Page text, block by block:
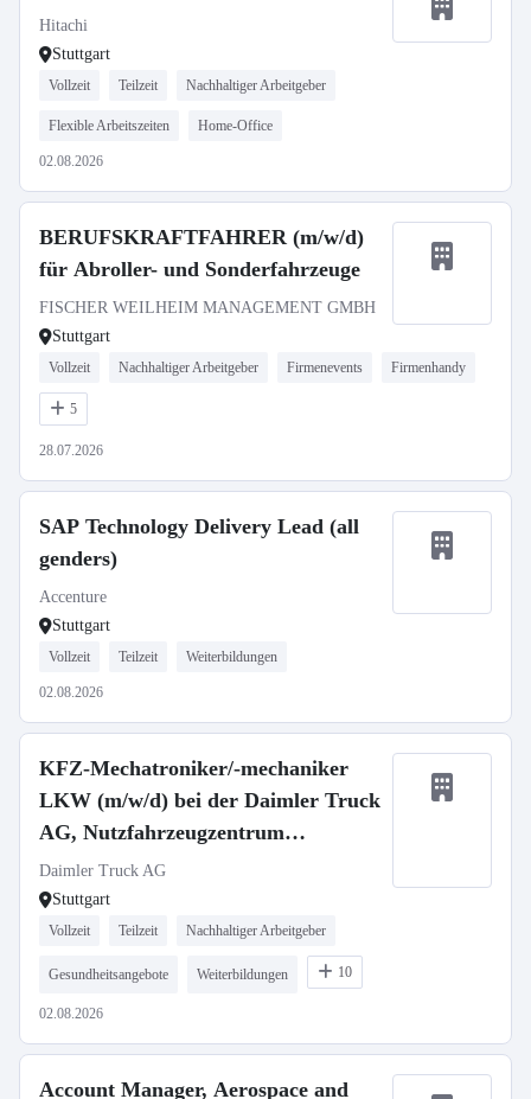
Hitachi
Stuttgart
Vollzeit Teilzeit Nachhaltiger Arbeitgeber
Flexible Arbeitszeiten Home-Office
02.08.2026
BERUFSKRAFTFAHRER (m/w/d)
für Abroller- und Sonderfahrzeuge
FISCHER WEILHEIM MANAGEMENT GMBH
Stuttgart
Vollzeit Nachhaltiger Arbeitgeber Firmenevents Firmenhandy
5
28.07.2026
SAP Technology Delivery Lead (all
genders)
Accenture
Stuttgart
Vollzeit Teilzeit Weiterbildungen
02.08.2026
KFZ-Mechatroniker/-mechaniker
LKW (m/w/d) bei der Daimler Truck
AG, Nutzfahrzeugzentrum
Mercedes-Benz Stuttgart
Daimler Truck AG
Stuttgart
Vollzeit Teilzeit Nachhaltiger Arbeitgeber
Gesundheitsangebote Weiterbildungen 10
02.08.2026
Account Manager, Aerospace and